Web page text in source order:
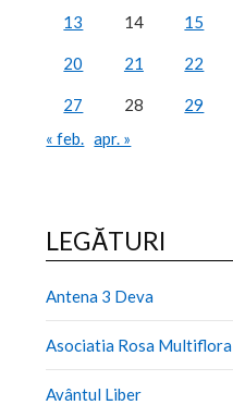
13 14 15
20 21 22
27 28 29
« feb. apr. »
LEGĂTURI
Antena 3 Deva
Asociatia Rosa Multiflora
Avântul Liber